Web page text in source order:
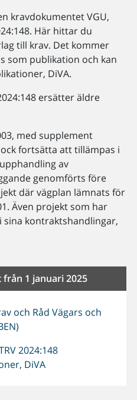
kravdokumentet VGU,
Här hittar du
till krav. Det kommer
som publikation och kan
DiVA.
ersätter äldre
med supplement
fortsätta att tillämpas i
av
genomförts före
där vägplan lämnats för
Även projekt som har
sina kontraktshandlingar,
1 januari 2025
och Råd Vägars och
2024:148
DiVA